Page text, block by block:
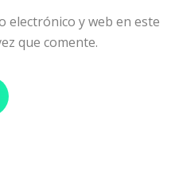
electrónico y web en este
que comente.